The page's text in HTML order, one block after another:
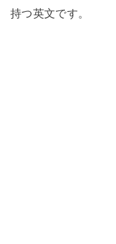
持つ英文です。